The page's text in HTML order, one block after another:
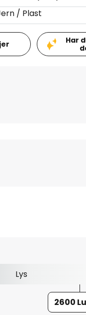
/ Plast
Har
Lys
2600